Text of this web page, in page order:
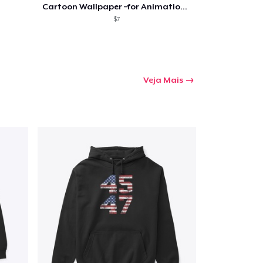
Cartoon Wallpaper –for Animation Lovers
$7
Veja Mais